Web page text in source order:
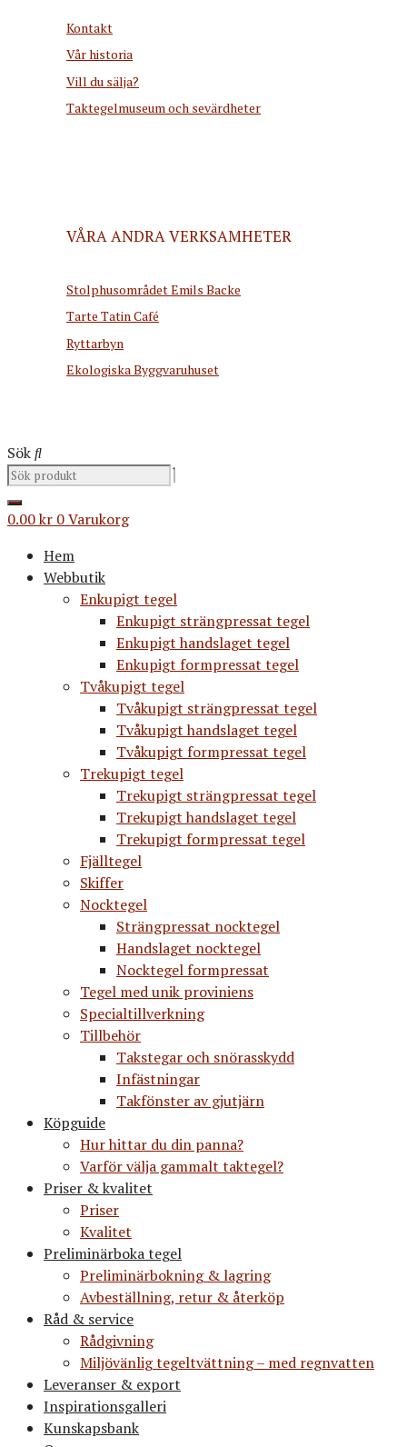
Kontakt
Vår historia
Vill du sälja?
Taktegelmuseum och sevärdheter
VÅRA ANDRA VERKSAMHETER
Stolphusområdet Emils Backe
Tarte Tatin Café
Ryttarbyn
Ekologiska Byggvaruhuset
Sök
0.00kr 0Varukorg
Hem
Webbutik
Enkupigt tegel
Enkupigt strängpressat tegel
Enkupigt handslaget tegel
Enkupigt formpressat tegel
Tvåkupigt tegel
Tvåkupigt strängpressat tegel
Tvåkupigt handslaget tegel
Tvåkupigt formpressat tegel
Trekupigt tegel
Trekupigt strängpressat tegel
Trekupigt handslaget tegel
Trekupigt formpressat tegel
Fjälltegel
Skiffer
Nocktegel
Strängpressat nocktegel
Handslaget nocktegel
Nocktegel formpressat
Tegel med unik proviniens
Specialtillverkning
Tillbehör
Takstegar och snörasskydd
Infästningar
Takfönster av gjutjärn
Köpguide
Hur hittar du din panna?
Varför välja gammalt taktegel?
Priser & kvalitet
Priser
Kvalitet
Preliminärboka tegel
Preliminärbokning & lagring
Avbeställning, retur & återköp
Råd & service
Rådgivning
Miljövänlig tegeltvättning – med regnvatten
Leveranser & export
Inspirationsgalleri
Kunskapsbank